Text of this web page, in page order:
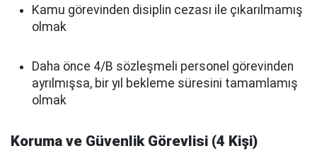
Kamu görevinden disiplin cezası ile çıkarılmamış
olmak
Daha önce 4/B sözleşmeli personel görevinden
ayrılmışsa, bir yıl bekleme süresini tamamlamış
olmak
Koruma ve Güvenlik Görevlisi (4 Kişi)